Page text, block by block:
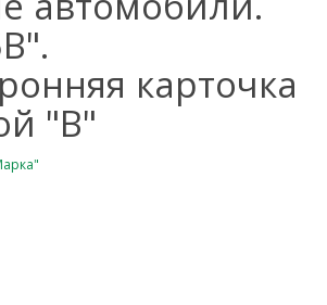
карточка
"В"